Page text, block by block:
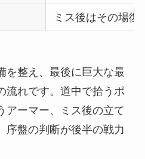
ミス後はその場復
を整え、最後に巨大な最
流れです。道中で拾うポ
アーマー、ミス後の立て
序盤の判断が後半の戦力